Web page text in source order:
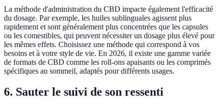
La méthode d'administration du CBD impacte également l'efficacité
du dosage. Par exemple, les huiles sublinguales agissent plus
rapidement et sont généralement plus concentrées que les capsules
ou les comestibles, qui peuvent nécessiter un dosage plus élevé pour
les mêmes effets. Choisissez une méthode qui correspond à vos
besoins et à votre style de vie. En 2026, il existe une gamme variée
de formats de CBD comme les roll-ons apaisants ou les comprimés
spécifiques au sommeil, adaptés pour différents usages.
6. Sauter le suivi de son ressenti